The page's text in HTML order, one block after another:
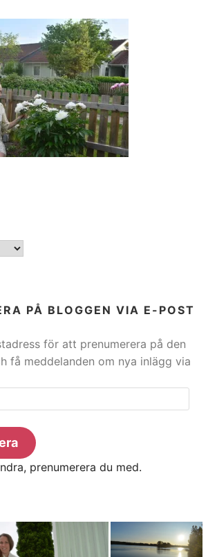
PÅ BLOGGEN VIA E-POST
för att prenumerera på den
få meddelanden om nya inlägg via
prenumerera du med.